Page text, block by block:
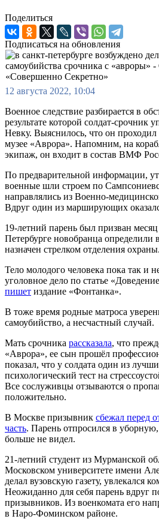
Поделиться
Подписаться на обновления
12 августа 2022, 10:04
Военное следствие разбирается в
результате которой солдат-срочник
Невку. Выяснилось, что он проходил
музее «Аврора». Напомним, на
экипаж, он входит в состав ВМФ
По предварительной информации,
военные шли строем по
направлялись из Военно-
Вдруг один из марширующих
19-летний парень был призван
Петербурге новобранца
назначен стрелком отделения охраны.
Тело молодого человека пока так и
уголовное дело по статье
пишет издание «Фонтанка».
В тоже время родные матроса
самоубийство, а несчастный случай.
Мать срочника рассказала, что
«Аврора», ее сын прошёл
показал, что у солдата один из
психологический тест на
Все сослуживцы отзываются о
положительно.
В Москве призывник сбежал перед
часть. Парень отпросился в
больше не видел.
21-летний студент из Мурманской
Московском университете имени
делал вузовскую газету, увлекался
Неожиданно для себя парень вдруг
призывников. Из военкомата его
в Наро-Фоминском районе.